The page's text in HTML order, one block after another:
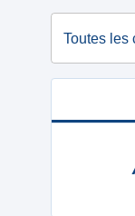
Toutes les